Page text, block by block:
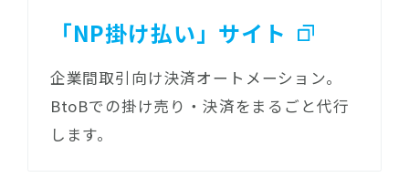
「NP掛け払い」サイト
企業間取引向け決済オートメーション。
BtoBでの掛け売り・決済をまるごと代行
します。